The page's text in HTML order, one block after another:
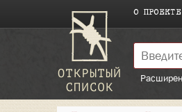
О ПРОЕКТЕ